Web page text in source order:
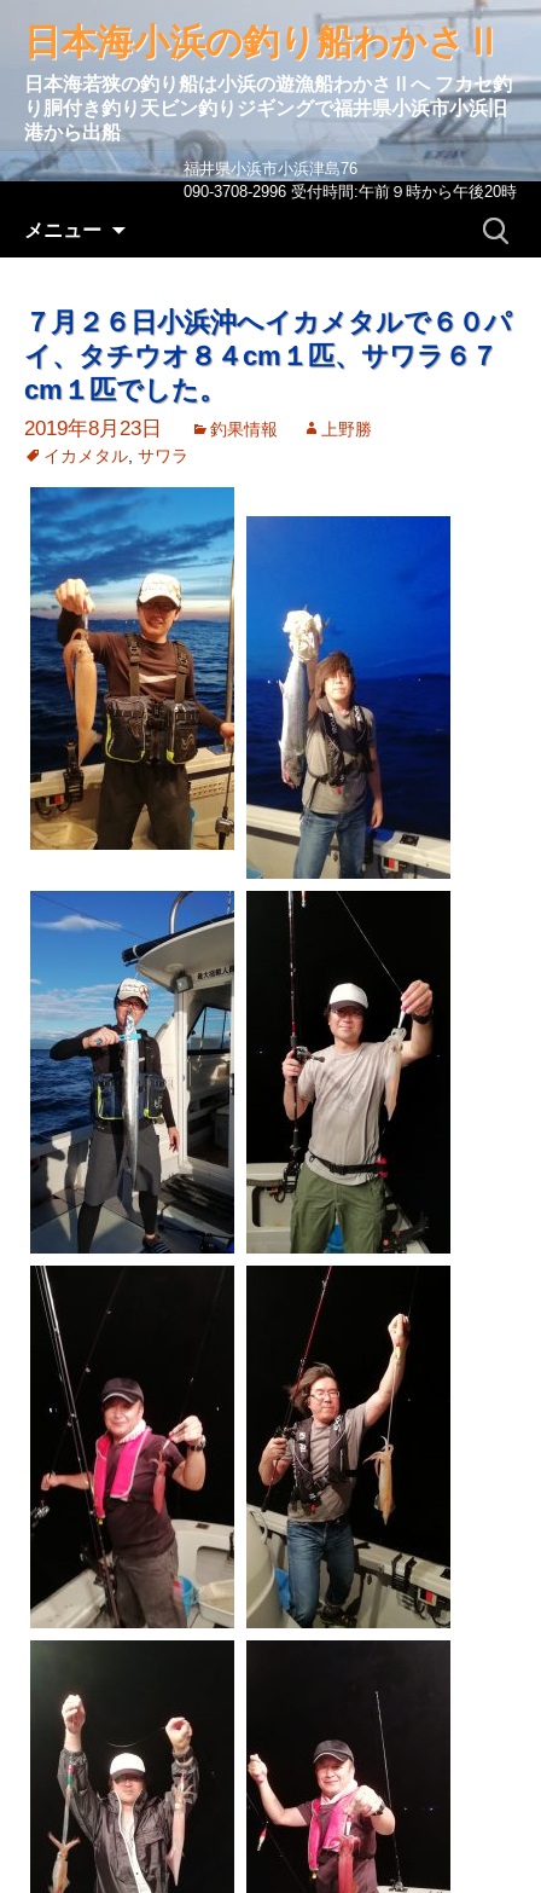
日本海小浜の釣り船わかさⅡ
日本海若狭の釣り船は小浜の遊漁船わかさⅡへ フカセ釣
り胴付き釣り天ビン釣りジギングで福井県小浜市小浜旧
港から出船
福井県小浜市小浜津島76
090-3708-2996 受付時間:午前９時から午後20時
メニュー
検
７月２６日小浜沖へイカメタルで６０パ
イ、タチウオ８４cm１匹、サワラ６７
cm１匹でした。
2019年8月23日 釣果情報
上野勝
イカメタル サワラ